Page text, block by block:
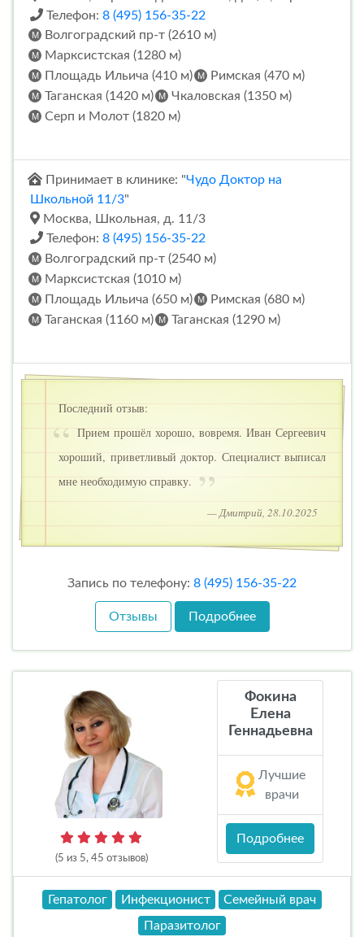
Телефон: 8 (495) 156-35-22
Волгоградский пр-т (2610 м)
Марксистская (1280 м)
Площадь Ильича (410 м)
Римская (470 м)
Таганская (1420 м)
Чкаловская (1350 м)
Серп и Молот (1820 м)
Принимает в клинике: "Чудо Доктор на
Школьной 11/3"
Москва, Школьная, д. 11/3
Телефон: 8 (495) 156-35-22
Волгоградский пр-т (2540 м)
Марксистская (1010 м)
Площадь Ильича (650 м)
Римская (680 м)
Таганская (1160 м)
Таганская (1290 м)
Последний отзыв:
Прием прошёл хорошо, вовремя. Иван Сергеевич
хороший, приветливый доктор. Специалист выписал
мне необходимую справку.
— Дмитрий, 28.10.2025
Запись по телефону: 8 (495) 156-35-22
Отзывы Подробнее
(5 из 5, 45 отзывов)
Фокина
Елена
Геннадьевна
Лучшие
врачи
Подробнее
Гепатолог Инфекционист
Семейный врач
Паразитолог